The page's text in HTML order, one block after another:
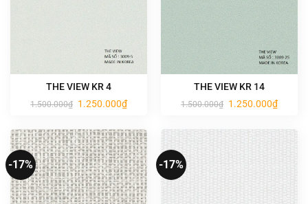
THE VIEW KR 4
1.500.000₫ Giá
1.500.000₫.
1.250.000₫Giá
hiện
là:
1.250.000₫.
THE VIEW KR 14
1.500.000₫ Giá
1.500.000₫.
1.250.000₫Giá
hiện
là:
-17% -17%